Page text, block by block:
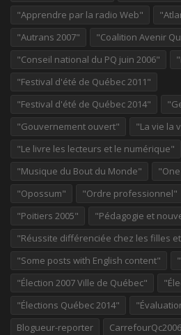
"Apprendre par la radio Web"
"Autrans 2007"
"Coalition Avenir
"Conseil national du PQ juin 2006"
"Festival d'été de Québec 2011"
"Festival d'été de Québec 2014"
"Gouvernement ouvert"
"La vie la
"Le livre les lecteurs et le numérique"
"Musique du Bout du Monde"
"Opossum"
"Ordre professionnel"
"Poitiers 2005"
"Pédagogie et
"Réussite différenciée chez les filles
"Some posts with English content"
"Élection 2007 Ville de Québec"
"Élections Québec 2014"
Blogueur-reporter
CarrefourQc2006